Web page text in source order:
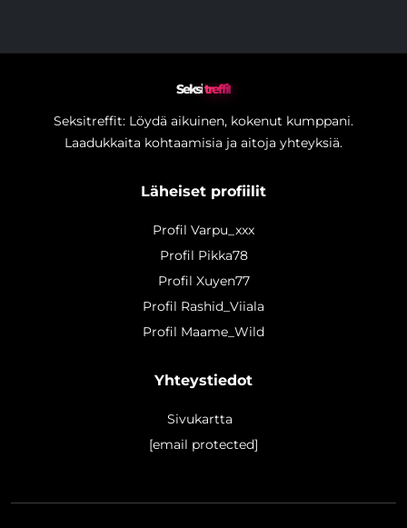
Seksitreffit
Seksitreffit: Löydä aikuinen, kokenut kumppani.
Laadukkaita kohtaamisia ja aitoja yhteyksiä.
Läheiset profiilit
Profil Varpu_xxx
Profil Pikka78
Profil Xuyen77
Profil Rashid_Viiala
Profil Maame_Wild
Yhteystiedot
Sivukartta
[email protected]